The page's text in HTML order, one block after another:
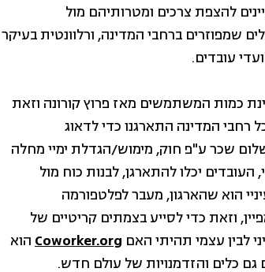
להצפת צרכים ומטרותיהם מול
שמפוזרים ברחבי המדינה, ורלוונטית בעיקר
עובדים.
כמות המשתמשים מאז פרוץ קורונה וזאת
המדינה התארגנו כדי לדאוג
שכר ע"פ חוק, מימוש/הגדלת ימיי מחלה
יכלו להתארגן, לבנות כוח מול
הוא שהארגון, מעבר לפלטפורמה
וזאת כדי לסייע בצמתים קריטיים של
לבין עצמי תהיתי האם Coworker.org הוא
כלים והזדמנויות של עולם חדש.